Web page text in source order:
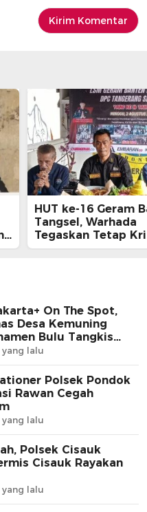
HUT ke-16 Geram
Tangsel, Warhada
Tegaskan Tetap
Kawal Kepentingan
On The Spot,
Desa Kemuning
Bulu Tangkis
yang lalu
Polsek Pondok
Rawan Cegah
yang lalu
Polsek Cisauk
Cisauk Rayakan
yang lalu